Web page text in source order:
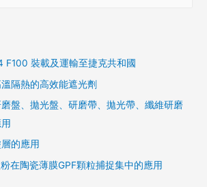
F100 裝載及運輸至捷克共和國
隔熱的高效能遮光劑
盤、拋光盤、研磨帶、拋光帶、纖維研磨
的應用
在陶瓷薄膜GPF顆粒捕捉集中的應用